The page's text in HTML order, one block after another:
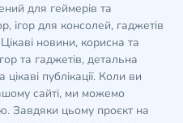
для геймерів та
ігор для консолей, гаджетів
новини, корисна та
та гаджетів, детальна
публікації. Коли ви
сайті, ми можемо
Завдяки цьому проєкт на